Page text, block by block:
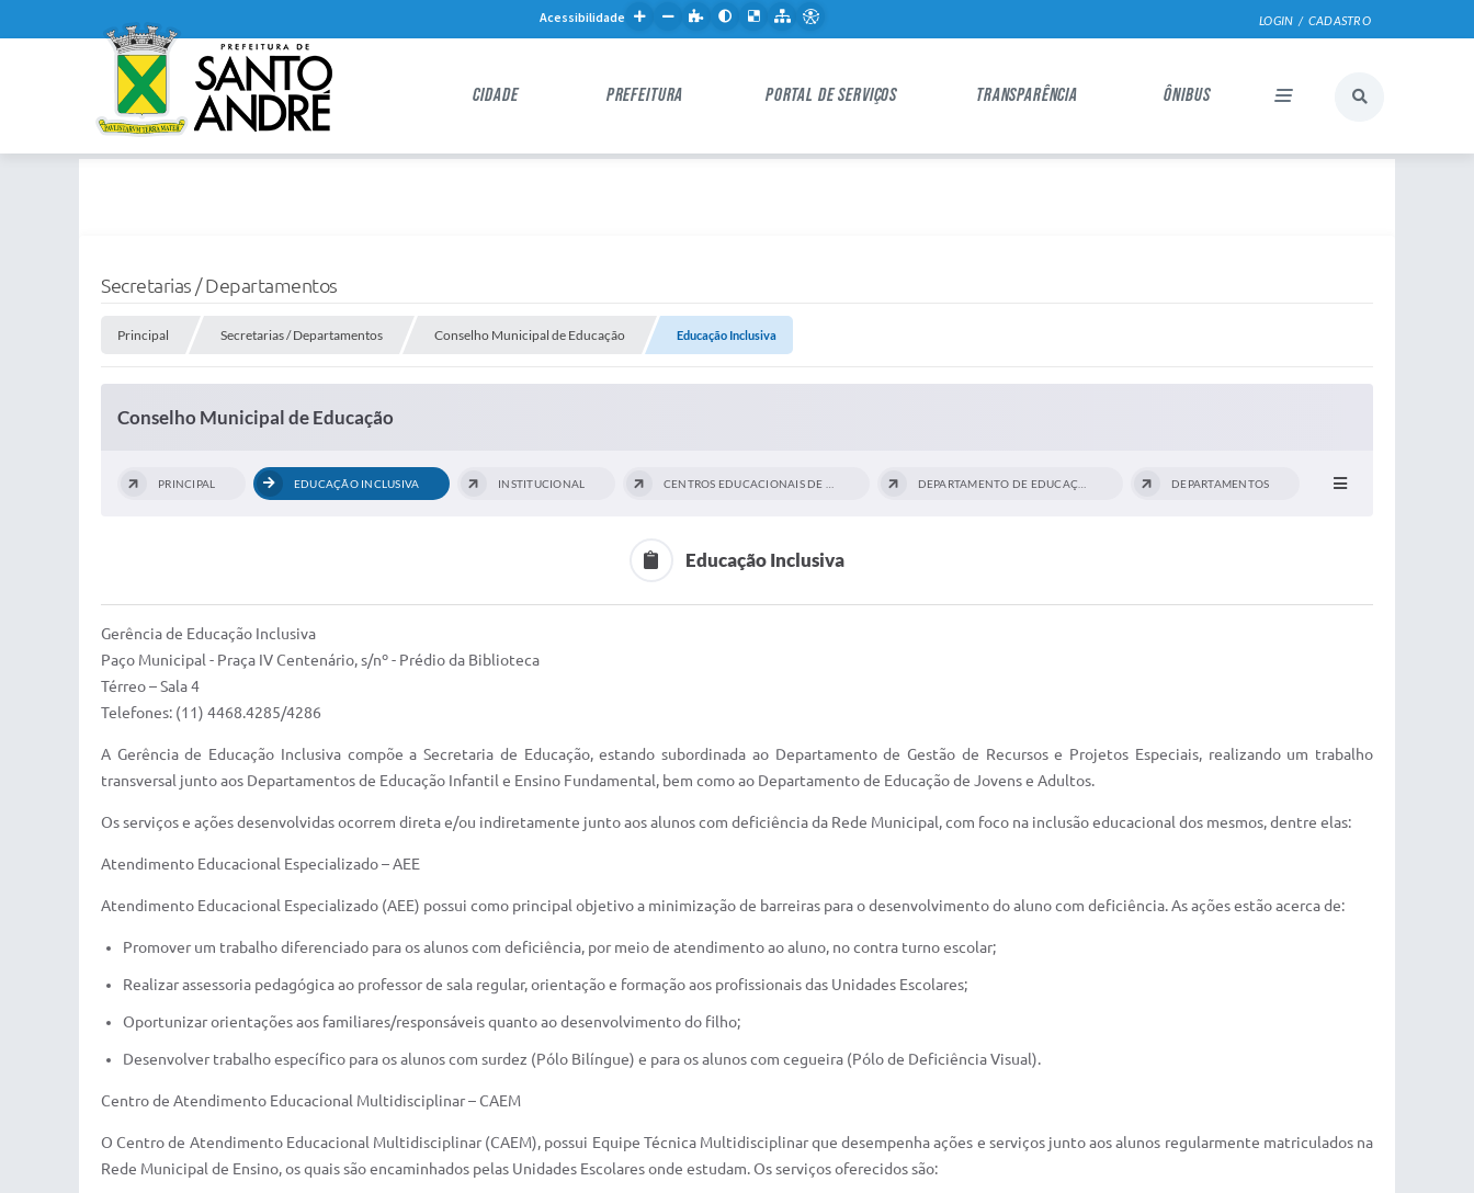
LOGIN / CADASTRO
Acessibilidade
CIDADE PREFEITURA PORTAL DE SERVIÇOS TRANSPARÊNCIA ÔNIBUS
Secretarias / Departamentos
Principal Secretarias / Departamentos Conselho Municipal de Educação Educação Inclusiva
Conselho Municipal de Educação
PRINCIPAL EDUCAÇÃO INCLUSIVA INSTITUCIONAL DEPARTAMENTOS
Educação Inclusiva
Gerência de Educação Inclusiva
Paço Municipal - Praça IV Centenário, s/nº - Prédio da Biblioteca
Térreo – Sala 4
Telefones: (11) 4468.4285/4286
A Gerência de Educação Inclusiva compõe a Secretaria de Educação, estando subordinada ao Departamento de Gestão de Recursos e Projetos Especiais, realizando um trabalho
transversal junto aos Departamentos de Educação Infantil e Ensino Fundamental, bem como ao Departamento de Educação de Jovens e Adultos.
Os serviços e ações desenvolvidas ocorrem direta e/ou indiretamente junto aos alunos com deficiência da Rede Municipal, com foco na inclusão educacional dos mesmos, dentre elas:
Atendimento Educacional Especializado – AEE
Atendimento Educacional Especializado (AEE) possui como principal objetivo a minimização de barreiras para o desenvolvimento do aluno com deficiência. As ações estão acerca de:
Promover um trabalho diferenciado para os alunos com deficiência, por meio de atendimento ao aluno, no contra turno escolar;
Realizar assessoria pedagógica ao professor de sala regular, orientação e formação aos profissionais das Unidades Escolares;
Oportunizar orientações aos familiares/responsáveis quanto ao desenvolvimento do filho;
Desenvolver trabalho específico para os alunos com surdez (Pólo Bilíngue) e para os alunos com cegueira (Pólo de Deficiência Visual).
Centro de Atendimento Educacional Multidisciplinar – CAEM
O Centro de Atendimento Educacional Multidisciplinar (CAEM), possui Equipe Técnica Multidisciplinar que desempenha ações e serviços junto aos alunos regularmente matriculados na
Rede Municipal de Ensino, os quais são encaminhados pelas Unidades Escolares onde estudam. Os serviços oferecidos são: